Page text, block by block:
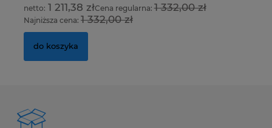
1 211,38 złCena regularna:1 332,00 zł
Najniższa cena: 1 332,00 zł
do koszyka